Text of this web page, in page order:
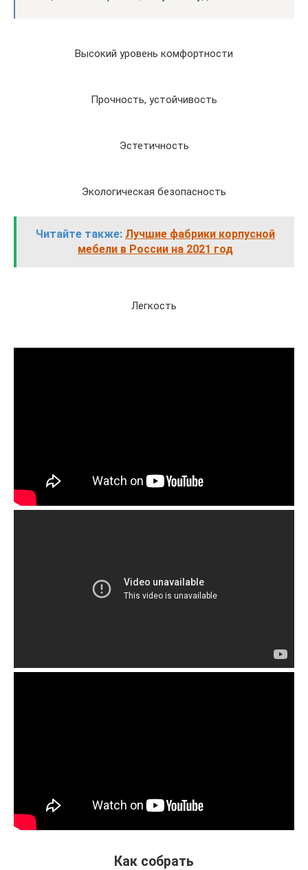
Высокий уровень комфортности
Прочность, устойчивость
Эстетичность
Экологическая безопасность
Читайте также: ️Лучшие фабрики корпусной
мебели в России на 2021 год
Легкость
Как собрать